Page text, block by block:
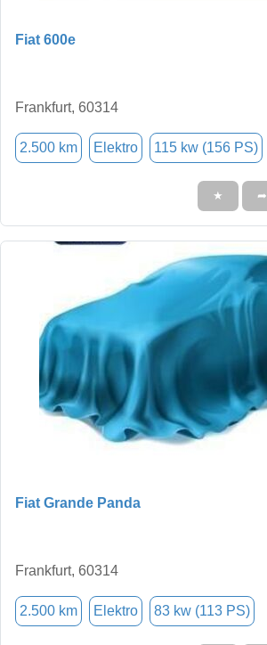
Fiat 600e
Frankfurt, 60314
2.500 km Elektro 115 kw (156 PS)
★ ➦
Fiat Grande Panda
Frankfurt, 60314
2.500 km Elektro 83 kw (113 PS)